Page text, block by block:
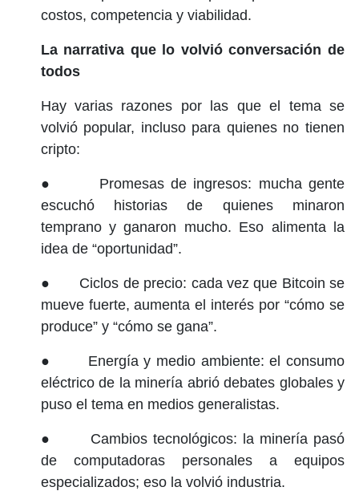
costos, competencia y viabilidad.
La narrativa que lo volvió conversación de
todos
Hay varias razones por las que el tema se
volvió popular, incluso para quienes no tienen
cripto:
● Promesas de ingresos: mucha gente
escuchó historias de quienes minaron
temprano y ganaron mucho. Eso alimenta la
idea de “oportunidad”.
● Ciclos de precio: cada vez que Bitcoin se
mueve fuerte, aumenta el interés por “cómo se
produce” y “cómo se gana”.
● Energía y medio ambiente: el consumo
eléctrico de la minería abrió debates globales y
puso el tema en medios generalistas.
● Cambios tecnológicos: la minería pasó
de computadoras personales a equipos
especializados; eso la volvió industria.